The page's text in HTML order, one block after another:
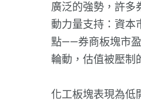
廣泛的強勢，許多
動力量支持：資本
點——券商板塊市
輪動，估值被壓制
化工板塊表現為低